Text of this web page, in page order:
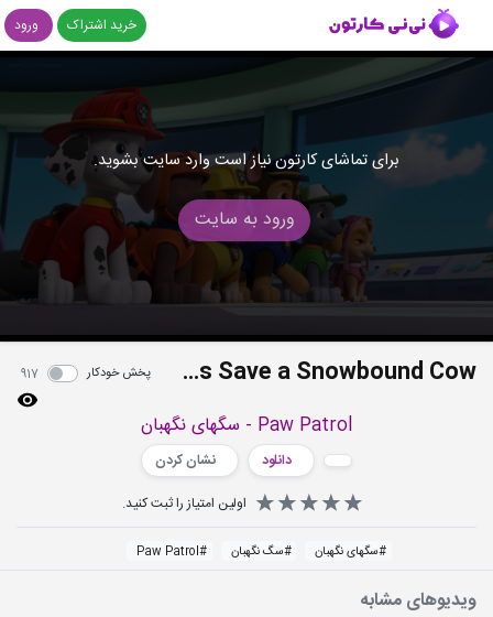
خرید اشتراک ورود
برای تماشای کارتون نیاز است وارد سایت بشوید.
ورود به سایت
S08E1-2 - Pups Save a Runaway Rooster - Pups Save a Snowbound Cow پخش خودکار 917
Paw Patrol - سگهای نگهبان
دانلود
نشان کردن
اولین امتیاز را ثبت کنید.
#سگهای نگهبان #سگ نگهبان #
Paw Patrol
ویدیوهای مشابه